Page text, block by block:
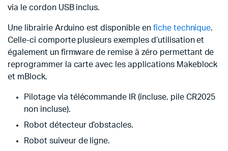
via le cordon USB inclus.
Une librairie Arduino est disponible en fiche technique.
Celle-ci comporte plusieurs exemples d’utilisation et
également un firmware de remise à zéro permettant de
reprogrammer la carte avec les applications Makeblock
et mBlock.
​Pilotage via télécommande IR (incluse, pile CR2025
non incluse).
Robot détecteur d’obstacles.
​Robot suiveur de ligne.